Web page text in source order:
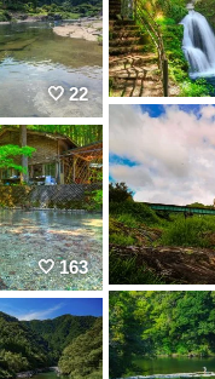
22
163